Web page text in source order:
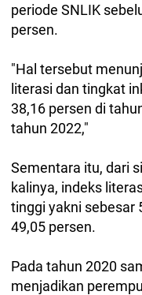
periode SNLIK
persen.
"Hal tersebut
literasi dan tingkat
38,16 persen di
tahun 2022,"
Sementara itu, dari
kalinya, indeks
tinggi yakni sebesar
49,05 persen.
Pada tahun 2020
menjadikan